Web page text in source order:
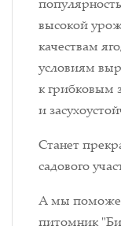
высокой
качествам
условиям
к грибковым
и
Станет
садового
А мы
питомник